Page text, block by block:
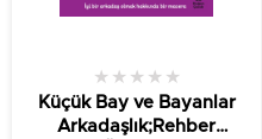
Küçük Bay ve Bayanlar
Arkadaşlık;Rehber
★ ★ ★ ★ ★